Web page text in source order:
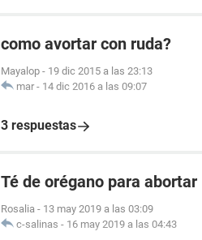
como avortar con ruda?
Mayalop - 19 dic 2015 a las 23:13
mar - 14 dic 2016 a las 09:07
3 respuestas
Té de orégano para abortar
Rosalia - 13 may 2019 a las 03:09
c-salinas - 16 may 2019 a las 04:43